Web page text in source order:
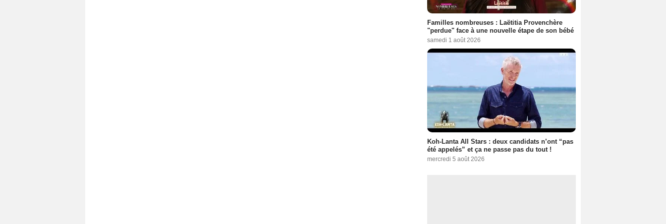
Familles nombreuses : Laëtitia Provenchère
"perdue" face à une nouvelle étape de son bébé
samedi 1 août 2026
Koh-Lanta All Stars : deux candidats n’ont “pas
été appelés” et ça ne passe pas du tout !
mercredi 5 août 2026